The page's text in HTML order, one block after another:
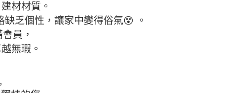
材材質。
乏個性，讓家中變得俗氣😵 。
員，
無瑕。